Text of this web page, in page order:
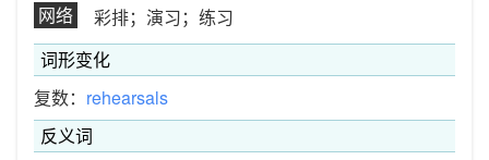
网络
彩排；演习；练习
词形变化
复数： rehearsals
反义词